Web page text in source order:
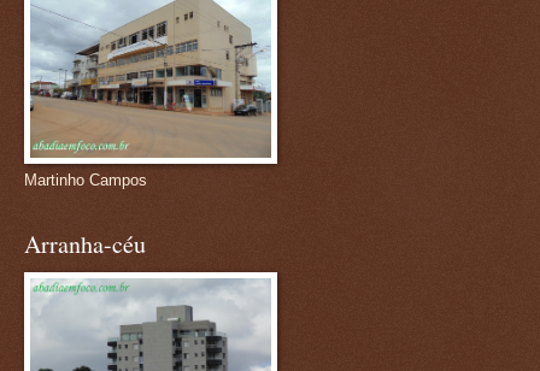
Martinho Campos
Arranha-céu